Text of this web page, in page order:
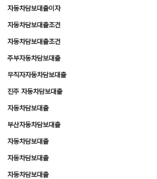
자동차담보대출이자
자동차담보대출조건
자동차담보대출조건
주부자동차담보대출
무직자자동차담보대출
진주 자동차담보대출
자동차담보대출
부산자동차담보대출
자동차담보대출
자동차담보대출
자동차담보대출